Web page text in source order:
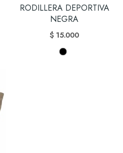
RODILLERA DEPORTIVA
NEGRA
$ 15.000